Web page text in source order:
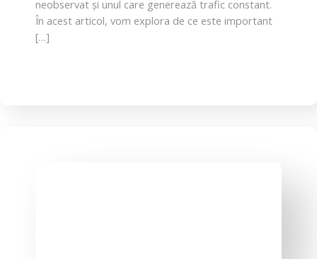
neobservat și unul care generează trafic constant.
În acest articol, vom explora de ce este important
[…]